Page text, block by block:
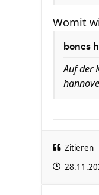
Womit
bones
Auf der
Zitieren